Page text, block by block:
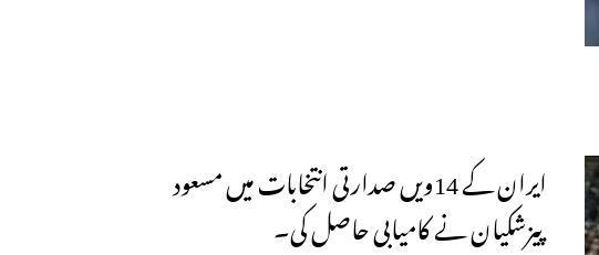
ایران کے 14ویں صدارتی انتخابات میں مسعود
پیزشکیان نے کامیابی حاصل کی۔